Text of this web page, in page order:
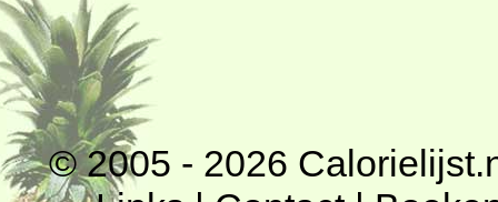
© 2005 - 2026